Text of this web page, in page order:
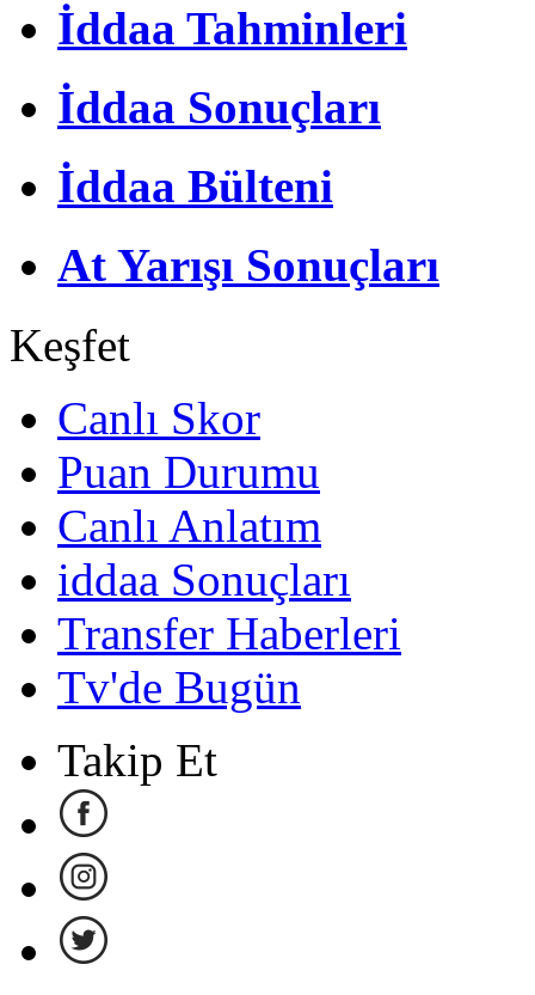
İddaa Tahminleri
İddaa Sonuçları
İddaa Bülteni
At Yarışı Sonuçları
Keşfet
Canlı Skor
Puan Durumu
Canlı Anlatım
iddaa Sonuçları
Transfer Haberleri
Tv'de Bugün
Takip Et